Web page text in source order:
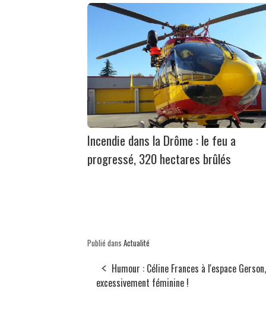
Incendie dans la Drôme : le feu a
progressé, 320 hectares brûlés
Publié dans Actualité
Humour : Céline Frances à l'espace Gerson,
excessivement féminine !